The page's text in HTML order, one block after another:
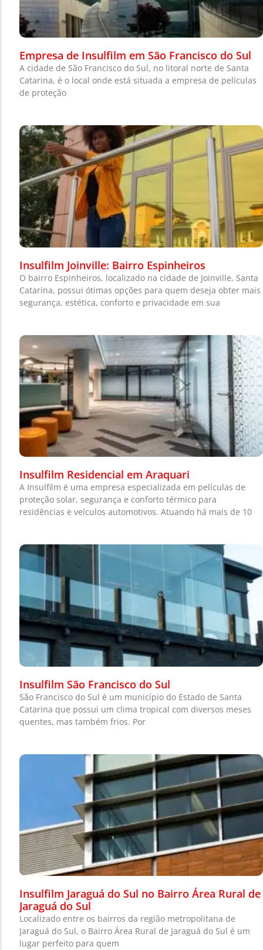
Empresa de Insulfilm em São Francisco do Sul
A cidade de São Francisco do Sul, no litoral norte de Santa
Catarina, é o local onde está situada a empresa de películas
de proteção
Insulfilm Joinville: Bairro Espinheiros
O bairro Espinheiros, localizado na cidade de Joinville, Santa
Catarina, possui ótimas opções para quem deseja obter mais
segurança, estética, conforto e privacidade em sua
Insulfilm Residencial em Araquari
A Insulfilm é uma empresa especializada em películas de
proteção solar, segurança e conforto térmico para
residências e veículos automotivos. Atuando há mais de 10
Insulfilm São Francisco do Sul
São Francisco do Sul é um município do Estado de Santa
Catarina que possui um clima tropical com diversos meses
quentes, mas também frios. Por
Insulfilm Jaraguá do Sul no Bairro Área Rural de
Jaraguá do Sul
Localizado entre os bairros da região metropolitana de
Jaraguá do Sul, o Bairro Área Rural de Jaraguá do Sul é um
lugar perfeito para quem